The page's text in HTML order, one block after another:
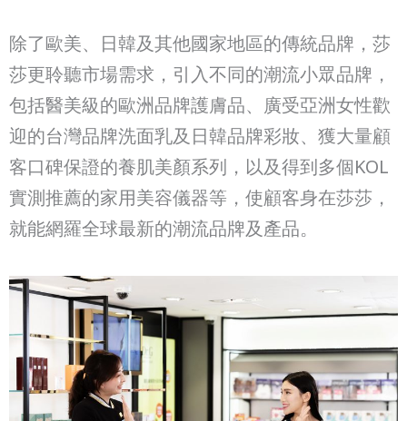
除了歐美、日韓及其他國家地區的傳統品牌，莎
莎更聆聽市場需求，引入不同的潮流小眾品牌，
包括醫美級的歐洲品牌護膚品、廣受亞洲女性歡
迎的台灣品牌洗面乳及日韓品牌彩妝、獲大量顧
客口碑保證的養肌美顏系列，以及得到多個KOL
實測推薦的家用美容儀器等，使顧客身在莎莎，
就能網羅全球最新的潮流品牌及產品。